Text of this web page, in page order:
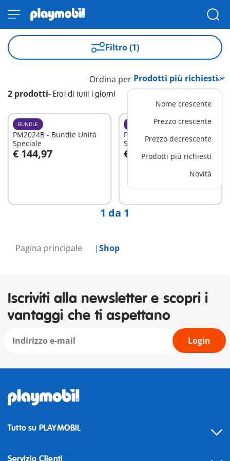
Pagina principale Shop
Filtro (1)
2 prodotti- Eroi di tutti i giorni
Ordina per
Nome crescente
Prezzo crescente
Prezzo decrescente
Prodotti più richiesti
Novità
BUNDLE
PM2024B - Bundle Unità
Speciale
€ 144,97
Aggiungi al carrello
PM2305C - Bundle Primo
Soccorso
€ 127,97
Aggiungi al carrello
1 da 1
Iscriviti alla newsletter e scopri i
vantaggi che ti aspettano
Login
Tutto su PLAYMOBIL
Servizio Clienti